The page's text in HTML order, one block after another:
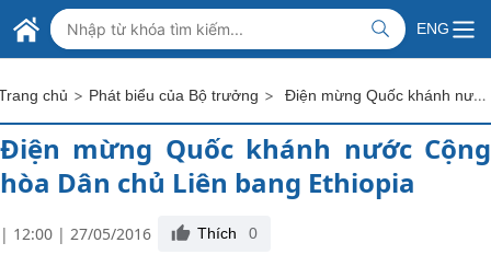
Skip to Main Content
BỘ NGOẠI GIAO VIỆT NAM
MINISTRY OF FOREIGN AFFAIRS
ENG
chủ > Phát biểu của Bộ trưởng > Điện mừng Quốc khánh nước Cộng hòa Dân chủ Liên bang Ethiopia
Điện mừng Quốc khánh nước Cộng
hòa Dân chủ Liên bang Ethiopia
| 12:00 | 27/05/2016 Thích 0